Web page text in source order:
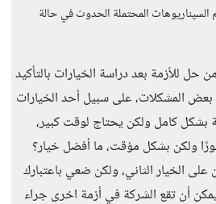
المحتملة الحدوث في حالة
حل للأزمة بعد دراسة الخيارات بالتأكيد
المشكلات، على سبيل أحد الخيارات
بشكل كامل ولكن يحتاج لوقت كبير،
ولكن بشكل مؤقت، ما أفضل خيار؟
الخيار الثاني، ولكن ضعي باعتبارك
يمكن أن تقع الشركة في أزمة اخرى جراء